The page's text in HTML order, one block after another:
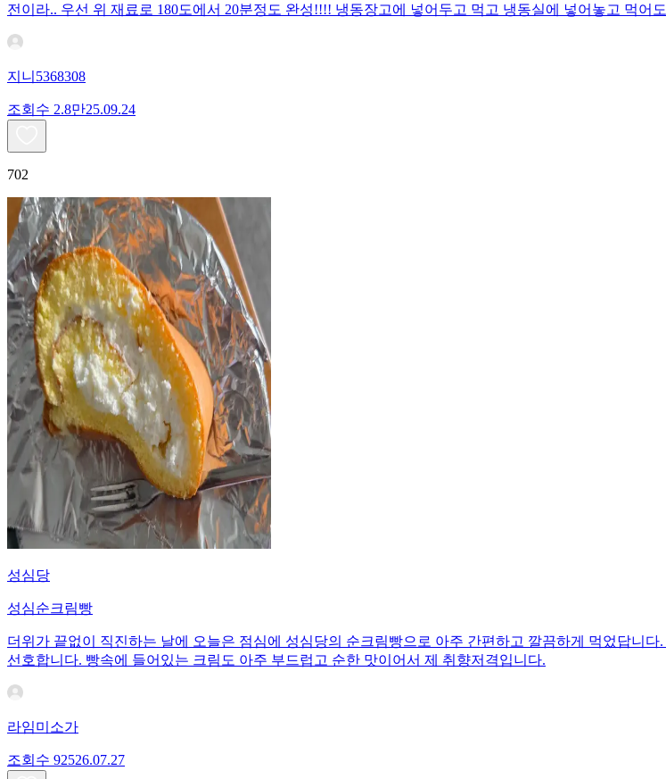
전이라.. 우선 위 재료로 180도에서 20분정도 완성!!!! 냉동장고에 넣어두고 먹고 냉동실에 넣어놓고 먹어
지니5368308
조회수 2.8만25.09.24
702
성심당
성심순크림빵
더위가 끝없이 직진하는 날에 오늘은 점심에 성심당의 순크림빵으로 아주 간편하고 깔끔하게 먹었답니
선호합니다. 빵속에 들어있는 크림도 아주 부드럽고 순한 맛이어서 제 취향저격입니다.
라임미소가
조회수 92526.07.27